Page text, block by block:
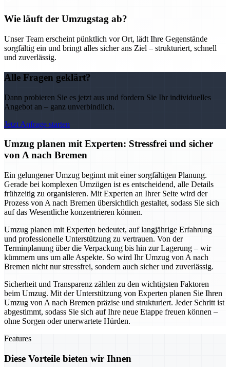
Wie läuft der Umzugstag ab?
Unser Team erscheint pünktlich vor Ort, lädt Ihre Gegenstände
sorgfältig ein und bringt alles sicher ans Ziel – strukturiert, schnell
und zuverlässig.
Alle Fragen geklärt?
Dann probieren Sie es jetzt aus und fordern Sie Ihr individuelles
Angebot an – ganz unverbindlich.
Jetzt Anfrage starten
Umzug planen mit Experten: Stressfrei und sicher
von A nach Bremen
Ein gelungener Umzug beginnt mit einer sorgfältigen Planung.
Gerade bei komplexen Umzügen ist es entscheidend, alle Details
frühzeitig zu organisieren. Mit Experten an Ihrer Seite wird der
Prozess von A nach Bremen übersichtlich gestaltet, sodass Sie sich
auf das Wesentliche konzentrieren können.
Umzug planen mit Experten bedeutet, auf langjährige Erfahrung
und professionelle Unterstützung zu vertrauen. Von der
Terminplanung über die Verpackung bis hin zur Lagerung – wir
kümmern uns um alle Aspekte. So wird Ihr Umzug von A nach
Bremen nicht nur stressfrei, sondern auch sicher und zuverlässig.
Sicherheit und Transparenz zählen zu den wichtigsten Faktoren
beim Umzug. Mit der Unterstützung von Experten planen Sie Ihren
Umzug von A nach Bremen präzise und strukturiert. Jeder Schritt ist
abgestimmt, sodass Sie sich auf Ihre neue Etappe freuen können –
ohne Sorgen oder unerwartete Hürden.
Features
Diese Vorteile bieten wir Ihnen